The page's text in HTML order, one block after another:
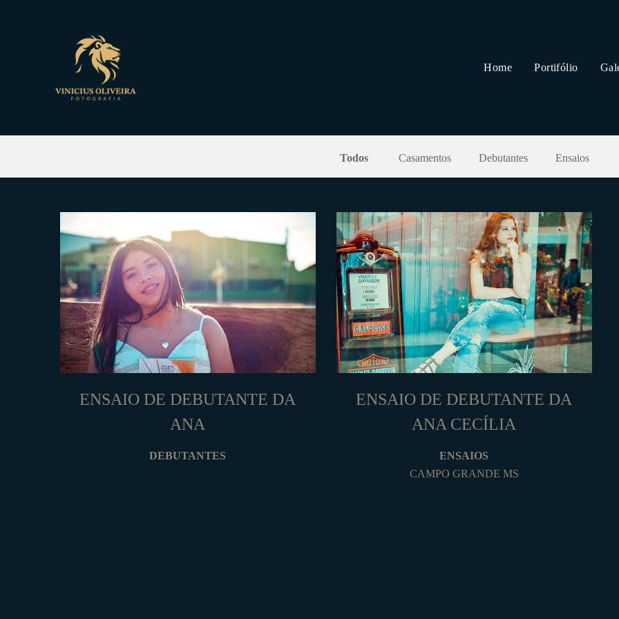
Home Portifólio
Todos Casamentos Debutantes Ensaios
ENSAIO DE DEBUTANTE DA
ANA
DEBUTANTES
ENSAIO DE DEBUTANTE DA
ANA CECÍLIA
ENSAIOS
CAMPO GRANDE MS